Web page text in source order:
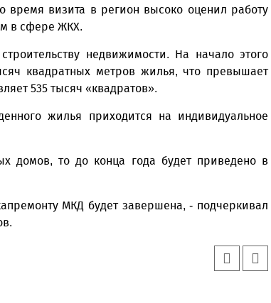
визита в регион высоко оценил работу
в сфере ЖКХ.
недвижимости. На начало этого
квадратных метров жилья, что превышает
535 тысяч «квадратов».
жилья приходится на индивидуальное
домов, то до конца года будет приведено в
МКД будет завершена, - подчеркивал